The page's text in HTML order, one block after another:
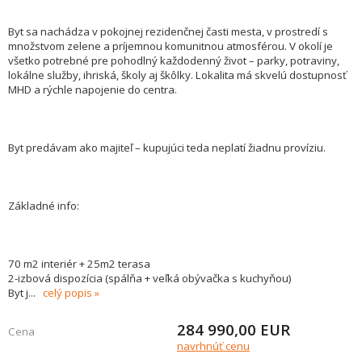
Byt sa nachádza v pokojnej rezidenčnej časti mesta, v prostredí s
množstvom zelene a príjemnou komunitnou atmosférou. V okolí je
všetko potrebné pre pohodlný každodenný život – parky, potraviny,
lokálne služby, ihriská, školy aj škôlky. Lokalita má skvelú dostupnosť
MHD a rýchle napojenie do centra.
Byt predávam ako majiteľ – kupujúci teda neplatí žiadnu províziu.
Základné info:
70 m2 interiér + 25m2 terasa
2-izbová dispozícia (spálňa + veľká obývačka s kuchyňou)
Byt j... celý popis
Cena 284 990,00 EUR
navrhnúť cenu